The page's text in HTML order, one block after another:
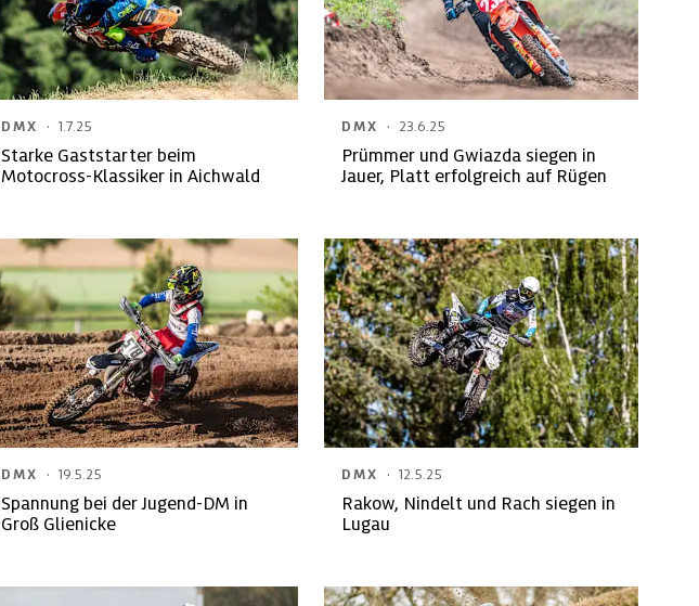
DMX · 1.7.25
Starke Gaststarter beim
Motocross-Klassiker in Aichwald
DMX · 23.6.25
Prümmer und Gwiazda siegen in
Jauer, Platt erfolgreich auf Rügen
DMX · 19.5.25
Spannung bei der Jugend-DM in
Groß Glienicke
DMX · 12.5.25
Rakow, Nindelt und Rach siegen in
Lugau